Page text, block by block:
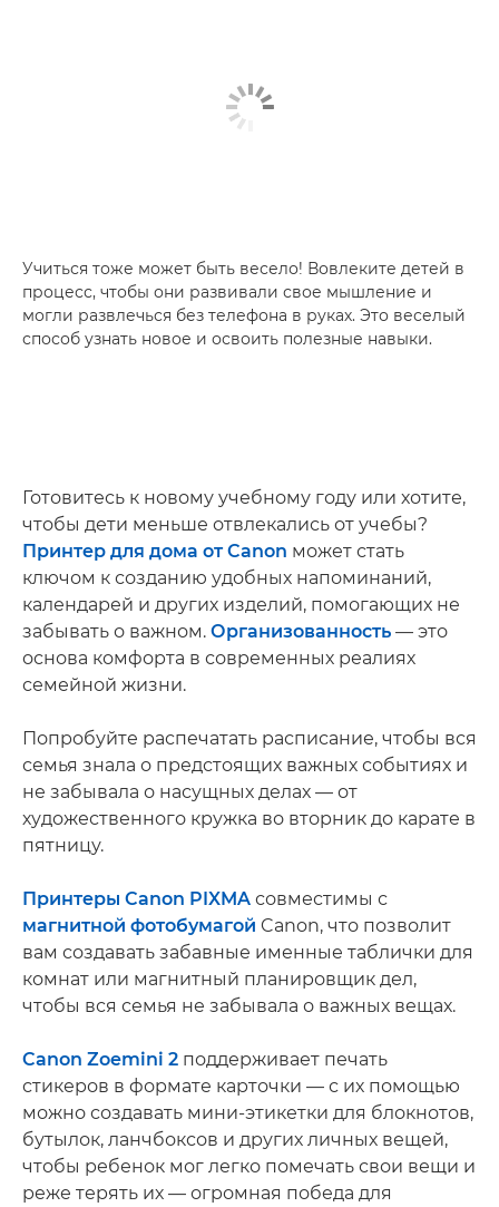
Учиться тоже может быть весело! Вовлеките детей в
процесс, чтобы они развивали свое мышление и
могли развлечься без телефона в руках. Это веселый
способ узнать новое и освоить полезные навыки.
Готовитесь к новому учебному году или хотите,
чтобы дети меньше отвлекались от учебы?
Принтер для дома от Canon может стать
ключом к созданию удобных напоминаний,
календарей и других изделий, помогающих не
забывать о важном. Организованность — это
основа комфорта в современных реалиях
семейной жизни.
Попробуйте распечатать расписание, чтобы вся
семья знала о предстоящих важных событиях и
не забывала о насущных делах — от
художественного кружка во вторник до карате в
пятницу.
Принтеры Canon PIXMA совместимы с
магнитной фотобумагой Canon, что позволит
вам создавать забавные именные таблички для
комнат или магнитный планировщик дел,
чтобы вся семья не забывала о важных вещах.
Canon Zoemini 2 поддерживает печать
стикеров в формате карточки — с их помощью
можно создавать мини-этикетки для блокнотов,
бутылок, ланчбоксов и других личных вещей,
чтобы ребенок мог легко помечать свои вещи и
реже терять их — огромная победа для